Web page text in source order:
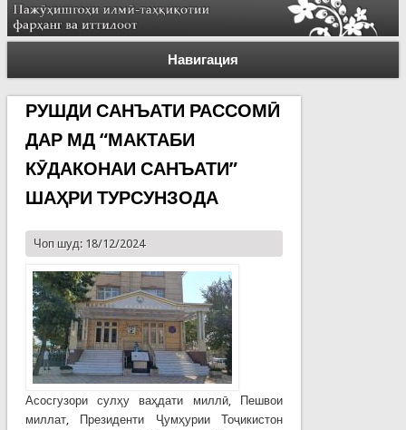
Навигация
РУШДИ САНЪАТИ РАССОМӢ
ДАР МД “МАКТАБИ
КӮДАКОНАИ САНЪАТИ”
ШАҲРИ ТУРСУНЗОДА
Чоп шуд: 18/12/2024
Асосгузори сулҳу ваҳдати миллӣ, Пешвои
миллат, Президенти Ҷумҳурии Тоҷикистон